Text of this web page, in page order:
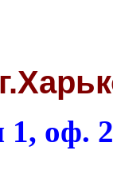
1, оф.